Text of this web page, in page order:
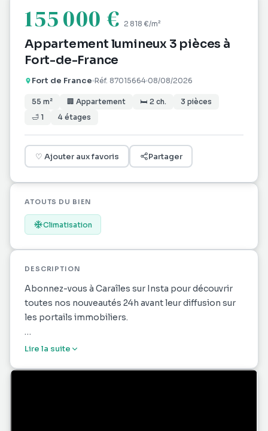
155 000 € 2 818 €/m²
Appartement lumineux 3 pièces à
Fort-de-France
Fort de France Réf. 87015664 08/08/2026
55 m² 🏢 Appartement 🛏 2 ch. 3 pièces
🛁 1 4 étages
♡ Ajouter aux favoris Partager
ATOUTS DU BIEN
Climatisation
DESCRIPTION
Abonnez-vous à Caraîles sur Insta pour découvrir
toutes nos nouveautés 24h avant leur diffusion sur
les portails immobiliers.
Découvrez ce charmant appartement de 55 m²
Lire la suite